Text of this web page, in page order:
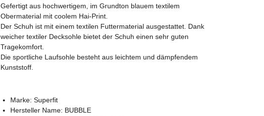
Gefertigt aus hochwertigem, im Grundton blauem textilem
Obermaterial mit coolem Hai-Print.
Der Schuh ist mit einem textilen Futtermaterial ausgestattet. Dank
weicher textiler Decksohle bietet der Schuh einen sehr guten
Tragekomfort.
Die sportliche Laufsohle besteht aus leichtem und dämpfendem
Kunststoff.
Marke: Superfit
Hersteller Name: BUBBLE